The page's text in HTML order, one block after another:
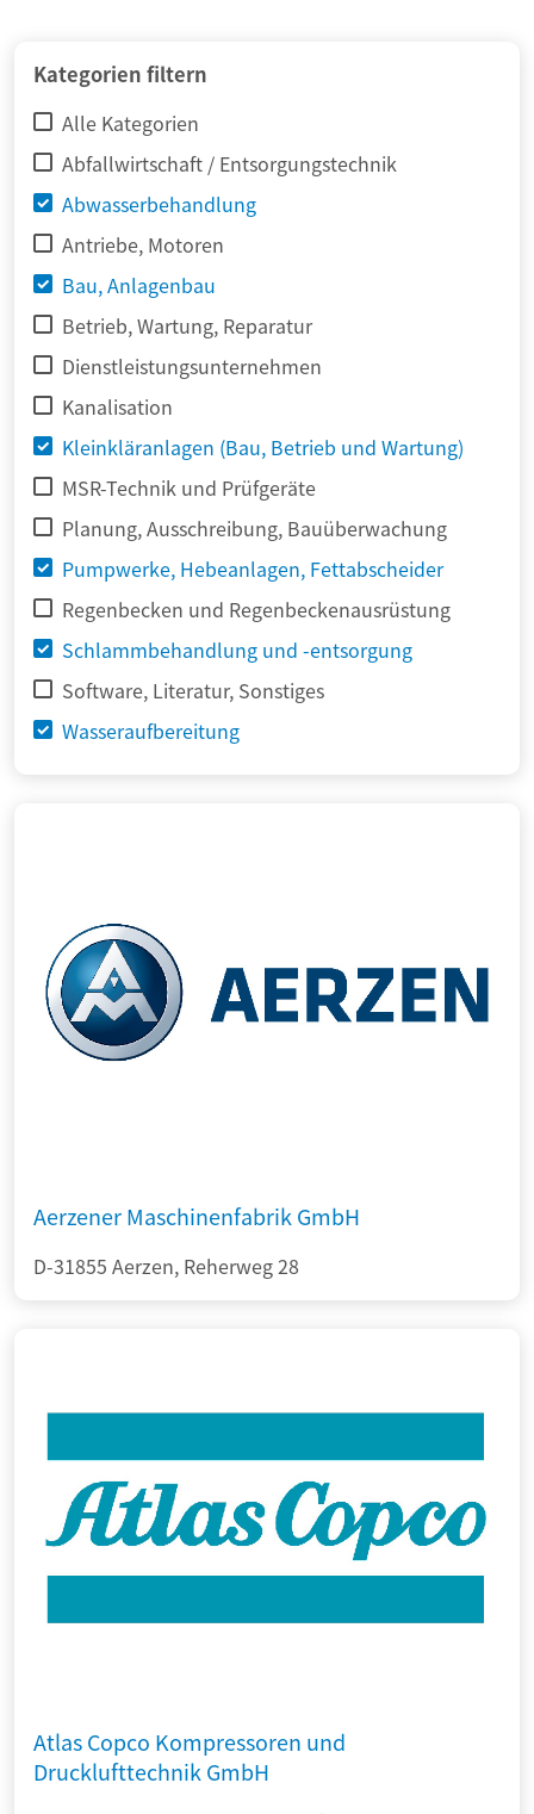
Kategorien filtern
Alle Kategorien
Abfallwirtschaft / Entsorgungstechnik
Abwasserbehandlung
Antriebe, Motoren
Bau, Anlagenbau
Betrieb, Wartung, Reparatur
Dienstleistungsunternehmen
Kanalisation
Kleinkläranlagen (Bau, Betrieb und Wartung)
MSR-Technik und Prüfgeräte
Planung, Ausschreibung, Bauüberwachung
Pumpwerke, Hebeanlagen, Fettabscheider
Regenbecken und Regenbeckenausrüstung
Schlammbehandlung und -entsorgung
Software, Literatur, Sonstiges
Wasseraufbereitung
Aerzener Maschinenfabrik GmbH
D-31855 Aerzen, Reherweg 28
Atlas Copco Kompressoren und
Drucklufttechnik GmbH